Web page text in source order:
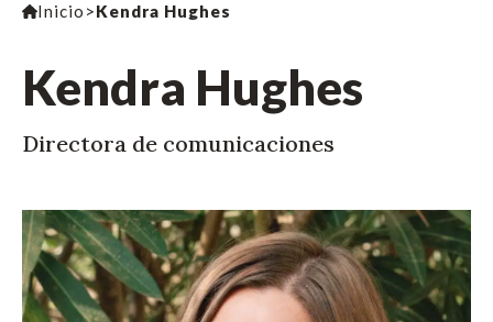
Inicio >Kendra Hughes
Kendra Hughes
Directora de comunicaciones